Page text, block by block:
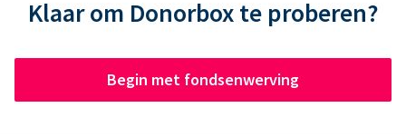
Klaar om Donorbox te proberen?
Begin met fondsenwerving